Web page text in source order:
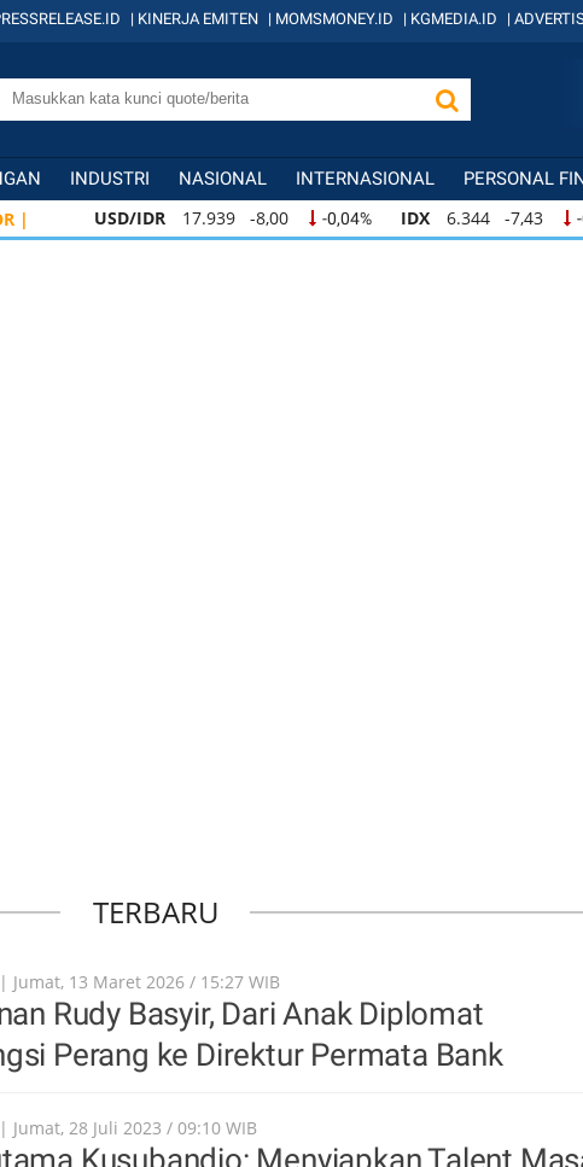
| KINERJA EMITEN | MOMSMONEY.ID | KGMEDIA.ID |
INDUSTRI NASIONAL INTERNASIONAL PERSONAL
|
USD/IDR 17.939 -8,00 -0,04% IDX 6.344 -7,43 -0,12%
USD/IDR
17.939 -8,00 -0,04% IDX 6.344 -7,43 -0,12%
TERBARU
| Jumat, 13 Maret 2026 / 15:27 WIB
Rudy Basyir, Dari Anak Diplomat
Perang ke Direktur Permata Bank
| Jumat, 28 Juli 2023 / 09:10 WIB
Kusubandio: Menyiapkan Talent